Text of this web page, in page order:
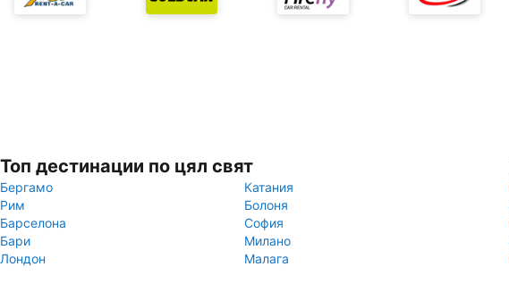
Топ дестинации по цял свят
Бергамо
Катания
Рим
Болоня
Барселона
София
Бари
Милано
Лондон
Малага